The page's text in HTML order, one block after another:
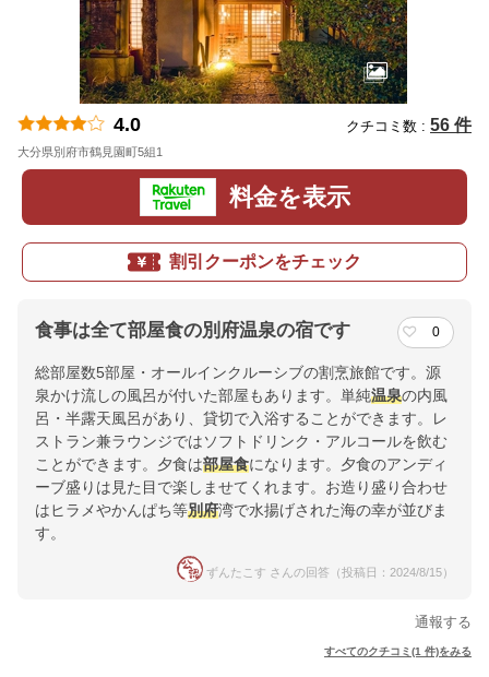
4.0 クチコミ数 : 56 件
大分県別府市鶴見園町5組1
料金を表示
割引クーポンをチェック
食事は全て部屋食の別府温泉の宿です 0
総部屋数5部屋・オールインクルーシブの割烹旅館です。源
泉かけ流しの風呂が付いた部屋もあります。単純温泉の内風
呂・半露天風呂があり、貸切で入浴することができます。レ
ストラン兼ラウンジではソフトドリンク・アルコールを飲む
ことができます。夕食は部屋食になります。夕食のアンディ
ーブ盛りは見た目で楽しませてくれます。お造り盛り合わせ
はヒラメやかんぱち等別府湾で水揚げされた海の幸が並びま
す。
ずんたこす さんの回答（投稿日：2024/8/15）
通報する
すべてのクチコミ(1 件)をみる